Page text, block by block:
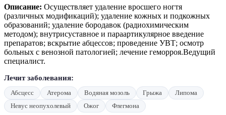
Описание: Осуществляет удаление вросшего ногтя
(различных модификаций); удаление кожных и подкожных
образований; удаление бородавок (радиохимическим
методом); внутрисуставное и параартикулярное введение
препаратов; вскрытие абцессов; проведение УВТ; осмотр
больных с венозной патологией; лечение геморроя.Ведущий
специалист.
Лечит заболевания:
Абсцесс Атерома Водяная мозоль Грыжа
Липома
Невус неопухолевый
Ожог Флегмона